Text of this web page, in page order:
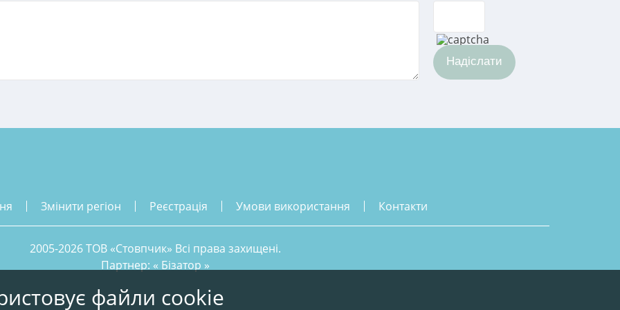
Надіслати
змінити регіон реєстрація умови використання контакти
2005-2026 ТОВ «Стовпчик» Всі права захищені.
Партнер: « Бізатор »
файли cookie